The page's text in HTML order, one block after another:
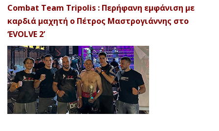
Combat Team Tripolis : Περήφανη εμφάνιση με
καρδιά μαχητή ο Πέτρος Μαστρογιάννης στο
‘EVOLVE 2’